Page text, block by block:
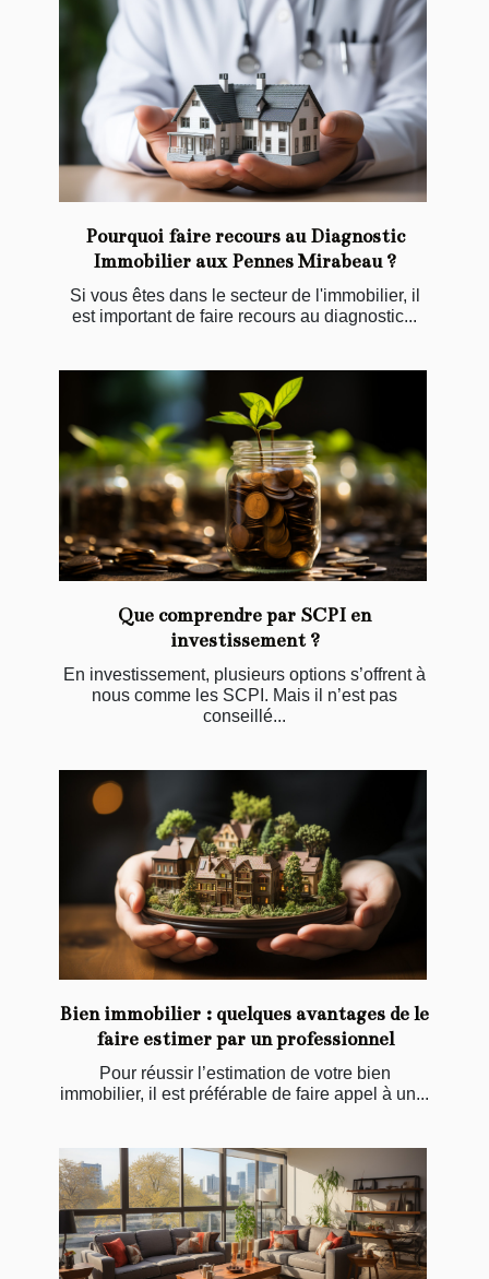
Pourquoi faire recours au Diagnostic
Immobilier aux Pennes Mirabeau ?
Si vous êtes dans le secteur de l'immobilier, il
est important de faire recours au diagnostic...
Que comprendre par SCPI en
investissement ?
En investissement, plusieurs options s’offrent à
nous comme les SCPI. Mais il n’est pas
conseillé...
Bien immobilier : quelques avantages de le
faire estimer par un professionnel
Pour réussir l’estimation de votre bien
immobilier, il est préférable de faire appel à un...